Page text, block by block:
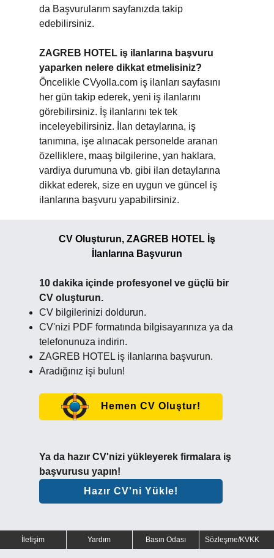
da Başvurularım sayfanızda takip
edebilirsiniz.
ZAGREB HOTEL iş ilanlarına başvuru
yaparken nelere dikkat etmelisiniz?
Öncelikle CVyolla.com iş ilanları sayfasını
her gün takip ederek, yeni iş ilanlarını
görebilirsiniz. İş ilanlarını tek tek
inceleyebilirsiniz. İlan detaylarına, iş
tanımına, işe alınacak personelde aranan
özelliklere, maaş bilgilerine, yan haklara,
vardiya durumuna vb. gibi ilan detaylarına
dikkat ederek, size en uygun ve güncel iş
ilanlarına başvuru yapabilirsiniz.
CV Oluşturun, ZAGREB HOTEL İş
İlanlarına Başvurun
10 dakika içinde profesyonel ve güçlü bir
CV oluşturun.
CV bilgilerinizi doldurun.
CV'nizi PDF formatında bilgisayarınıza ya da
telefonunuza indirin.
ZAGREB HOTEL iş ilanlarına başvurun.
Aradığınız işi bulun!
Hemen CV Oluştur!
Ya da hazır CV'nizi yükleyerek firmalara iş
başvurusu yapın!
Hazır CV'ni Yükle!
İletişim Yardım Basın Odası Sözleşme/KVKK